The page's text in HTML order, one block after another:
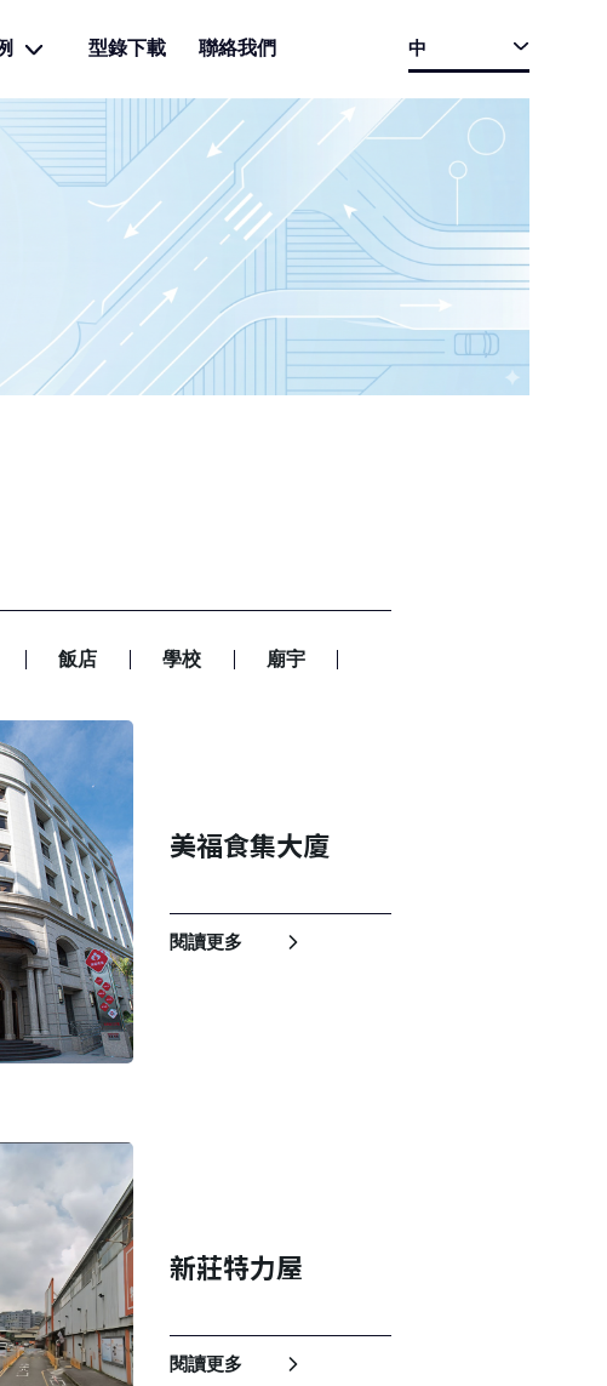
中
型錄下載 聯絡我們
飯店 學校 廟宇
美福食集大廈
閱讀更多
新莊特力屋
閱讀更多